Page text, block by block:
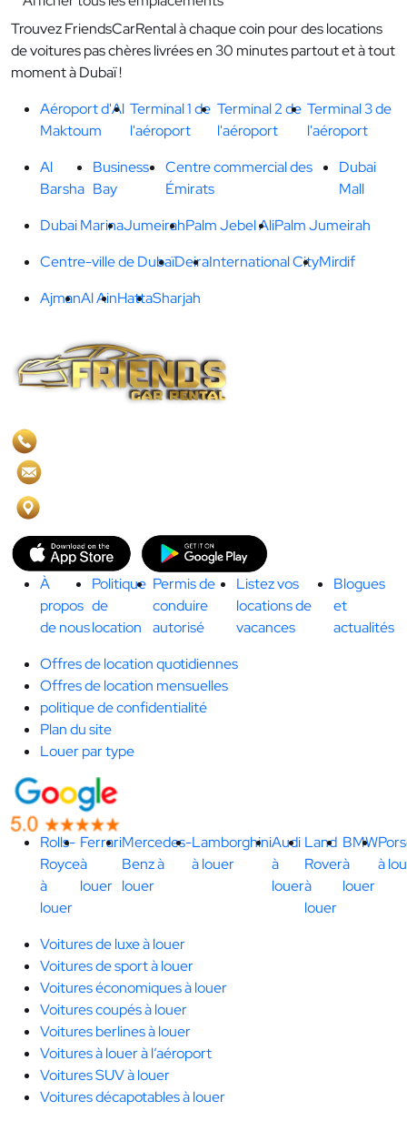
Trouvez FriendsCarRental à chaque coin pour des locations
de voitures pas chères livrées en 30 minutes partout et à tout
moment à Dubaï !
Aéroport d'Al
Maktoum
Terminal 1 de
l'aéroport
Terminal 2 de
l'aéroport
Terminal 3 de
l'aéroport
Al
Barsha
Business
Bay
Centre commercial des
Émirats
Dubai
Mall
Dubai MarinaJumeirahPalm Jebel AliPalm Jumeirah
Centre-ville de DubaïDeiraInternational CityMirdif
AjmanAl AinHattaSharjah
À
propos
de nous
Politique
de
location
Permis de
conduire
autorisé
Listez vos
locations de
vacances
Blogues
et
actualités
Offres de location quotidiennes
Offres de location mensuelles
politique de confidentialité
Plan du site
Louer par type
Rolls-
Royce
à
louer
Ferrari
à
louer
Mercedes-
Benz à
louer
Lamborghini
à louer
Audi
à
louer
Land
Rover
à
louer
BMW
à
louer
à
Voitures de luxe à louer
Voitures de sport à louer
Voitures économiques à louer
Voitures coupés à louer
Voitures berlines à louer
Voitures à louer à l’aéroport
Voitures SUV à louer
Voitures décapotables à louer